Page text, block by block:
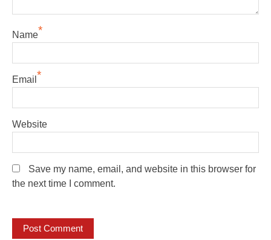
Name*
Email *
Website
Save my name, email, and website in this browser for
the next time I comment.